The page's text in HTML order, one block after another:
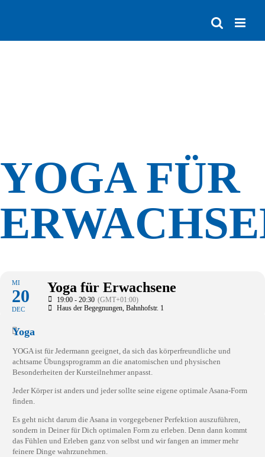
springen
YOGA FÜR
MI
20
DEC
Yoga für Erwachsene
19:00 - 20:30 (GMT+01:00)
Haus der Begegnungen , Bahnhofstr. 1
Yoga
YOGA ist für Jedermann geeignet, da sich das körperfreundliche und
achtsame Übungsprogramm an die anatomischen und physischen
Besonderheiten der Kursteilnehmer anpasst.
Jeder Körper ist anders und jeder sollte seine eigene optimale Asana-Form
finden.
Es geht nicht darum die Asana in vorgegebener Perfektion auszuführen,
sondern in Deiner für Dich optimalen Form zu erleben. Denn dann kommt
das Fühlen und Erleben ganz von selbst und wir fangen an immer mehr
feinere Dinge wahrzunehmen.